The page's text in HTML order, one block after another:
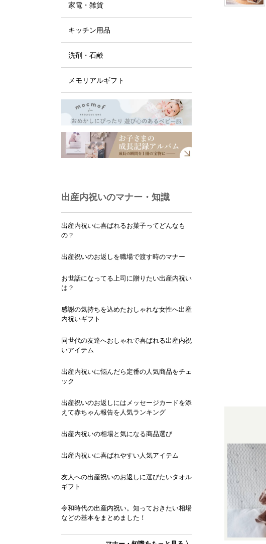
家電・雑貨
キッチン用品
洗剤・石鹸
メモリアルギフト
出産内祝いのマナー・知識
出産内祝いに喜ばれるお菓子ってどんなも
の？
出産祝いのお返しを職場で渡す時のマナー
お世話になってる上司に贈りたい出産内祝い
は？
感謝の気持ちを込めたおしゃれな女性へ出産
内祝いギフト
同世代の友達へおしゃれで喜ばれる出産内祝
いアイテム
出産内祝いに悩んだら定番の人気商品をチェ
ック
出産祝いのお返しにはメッセージカードを添
えて赤ちゃん報告を人気ランキング
出産内祝いの相場と気になる商品選び
出産内祝いに喜ばれやすい人気アイテム
友人への出産祝いのお返しに選びたいタオル
ギフト
令和時代の出産内祝い。知っておきたい相場
などの基本をまとめました！